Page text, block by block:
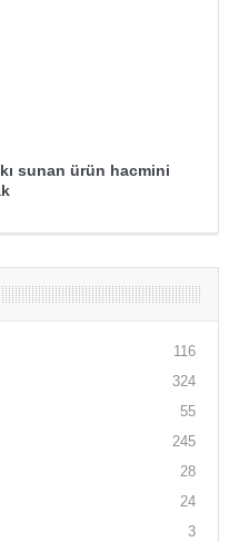
sunan ürün hacmini
116
324
55
245
28
24
3